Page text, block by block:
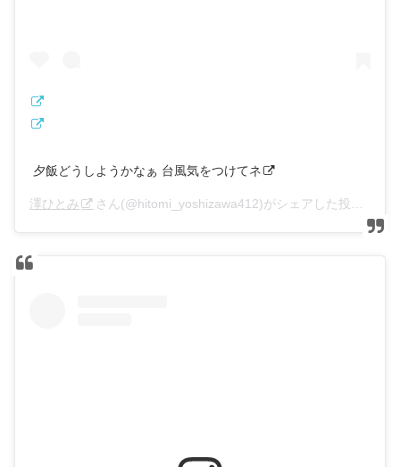
夕飯どうしようかなぁ 台風気をつけてネ
澤ひとみ さん(@hitomi_yoshizawa412)がシェアした投稿 –